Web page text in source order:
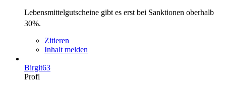
Lebensmittelgutscheine gibt es erst bei Sanktionen oberhalb
30%.
Zitieren
Inhalt melden
Birgit63
Profi